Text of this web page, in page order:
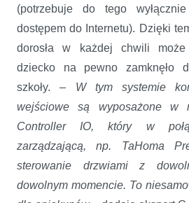
(potrzebuje do tego
dostępem do Internetu). Dzięki
dorosła w każdej chwili
dziecko na pewno zamknęło
szkoły. – W tym systemie
wejściowe są wyposażone w
Controller IO, który w
zarządzającą, np. TaHoma
sterowanie drzwiami z
dowolnym momencie. To